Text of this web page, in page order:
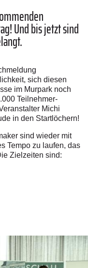
Und bis jetzt sind
sich diesen
im Murpark noch
Teilnehmer-
Michi
in den Startlöchern!
sind wieder mit
Tempo zu laufen, das
Zielzeiten sind: